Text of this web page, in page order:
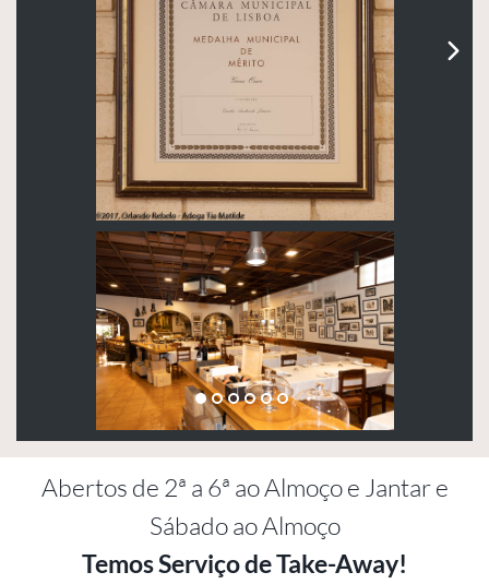
Abertos de 2ª a 6ª ao Almoço e Jantar e
Sábado ao Almoço
Temos Serviço de Take-Away!